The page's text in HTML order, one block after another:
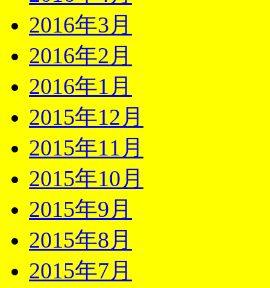
2016年3月
2016年2月
2016年1月
2015年12月
2015年11月
2015年10月
2015年9月
2015年8月
2015年7月